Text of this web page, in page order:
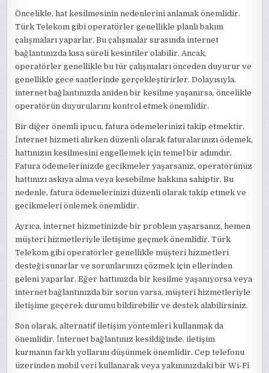
Öncelikle, hat kesilmesinin nedenlerini anlamak önemlidir.
Türk Telekom gibi operatörler genellikle planlı bakım
çalışmaları yaparlar. Bu çalışmalar sırasında internet
bağlantınızda kısa süreli kesintiler olabilir. Ancak,
operatörler genellikle bu tür çalışmaları önceden duyurur ve
genellikle gece saatlerinde gerçekleştirirler. Dolayısıyla,
internet bağlantınızda aniden bir kesilme yaşanırsa, öncelikle
operatörün duyurularını kontrol etmek önemlidir.
Bir diğer önemli ipucu, fatura ödemelerinizi takip etmektir.
İnternet hizmeti alırken düzenli olarak faturalarınızı ödemek,
hattınızın kesilmesini engellemek için temel bir adımdır.
Fatura ödemelerinizde gecikmeler yaşarsanız, operatörünüz
hattınızı askıya alma veya kesebilme hakkına sahiptir. Bu
nedenle, fatura ödemelerinizi düzenli olarak takip etmek ve
gecikmeleri önlemek önemlidir.
Ayrıca, internet hizmetinizde bir problem yaşarsanız, hemen
müşteri hizmetleriyle iletişime geçmek önemlidir. Türk
Telekom gibi operatörler genellikle müşteri hizmetleri
desteği sunarlar ve sorunlarınızı çözmek için ellerinden
geleni yaparlar. Eğer hattınızda bir kesilme yaşanıyorsa veya
internet bağlantınızda bir sorun varsa, müşteri hizmetleriyle
iletişime geçerek durumu bildirebilir ve destek alabilirsiniz.
Son olarak, alternatif iletişim yöntemleri kullanmak da
önemlidir. İnternet bağlantınız kesildiğinde, iletişim
kurmanın farklı yollarını düşünmek önemlidir. Cep telefonu
üzerinden mobil veri kullanarak veya yakınınızdaki bir Wi-Fi